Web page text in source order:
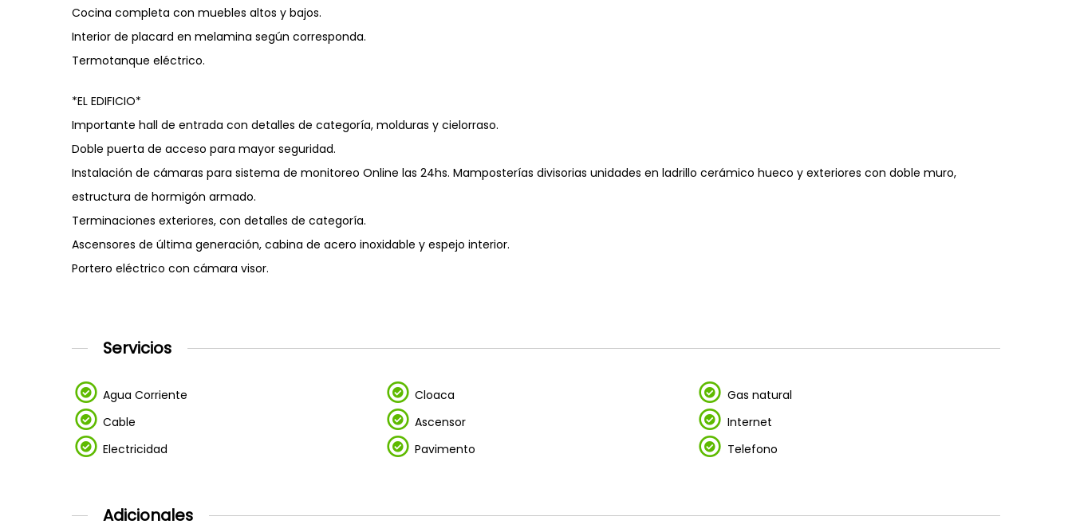
Cocina completa con muebles altos y bajos.
Interior de placard en melamina según corresponda.
Termotanque eléctrico.
*EL EDIFICIO*
Importante hall de entrada con detalles de categoría, molduras y cielorraso.
Doble puerta de acceso para mayor seguridad.
Instalación de cámaras para sistema de monitoreo Online las 24hs. Mamposterías divisorias unidades en ladrillo cerámico hueco y exteriores con doble muro,
estructura de hormigón armado.
Terminaciones exteriores, con detalles de categoría.
Ascensores de última generación, cabina de acero inoxidable y espejo interior.
Portero eléctrico con cámara visor.
Servicios
Agua Corriente Cloaca
Gas natural
Cable
Ascensor
Internet
Electricidad
Pavimento Telefono
Adicionales